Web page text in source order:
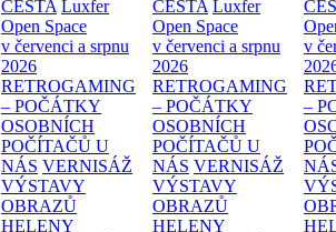
CESTA Luxfer
Open Space
v červenci a srpnu
2026
RETROGAMING
– POČÁTKY
OSOBNÍCH
POČÍTAČŮ U
NÁS VERNISÁŽ
VÝSTAVY
OBRAZŮ
HELENY
CESTA Luxfer
Open Space
v červenci a srpnu
2026
RETROGAMING
– POČÁTKY
OSOBNÍCH
POČÍTAČŮ U
NÁS VERNISÁŽ
VÝSTAVY
OBRAZŮ
HELENY
v
–